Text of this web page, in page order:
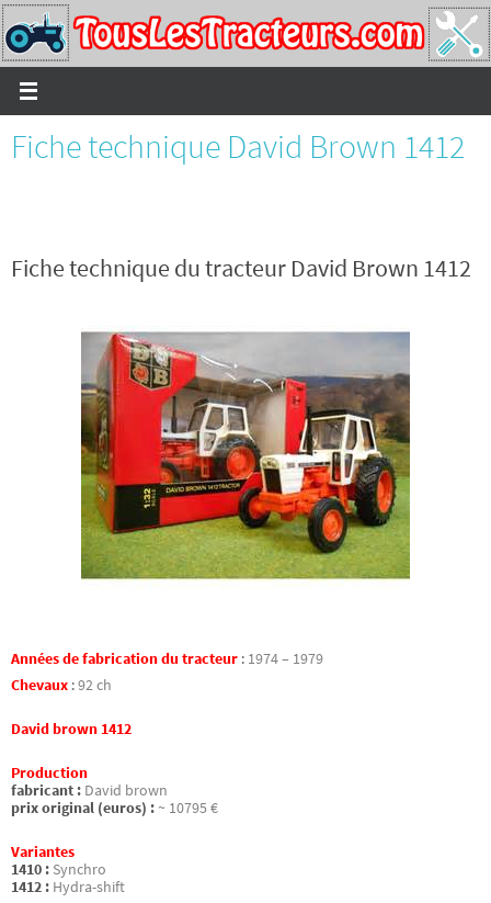
Passer
vers
le
contenu
Fiche technique David Brown 1412
Fiche technique du tracteur David Brown 1412
Années de fabrication du tracteur : 1974 – 1979
Chevaux :92 ch
David brown 1412
Production
fabricant : David brown
prix original (euros) : ~ 10795 €
Variantes
1410 : Synchro
1412 : Hydra-shift